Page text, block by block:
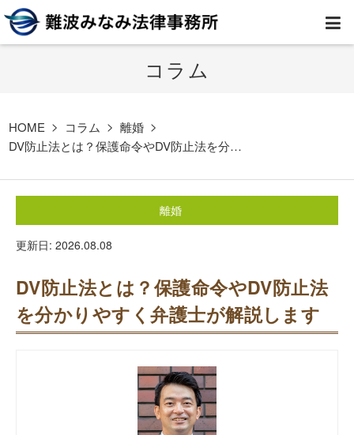
コラム
HOME コラム
離婚
DV防止法とは？保護命令やDV防止法を分…
離婚
更新日: 2026.08.08
DV防止法とは？保護命令やDV防止法
を分かりやすく弁護士が解説します
HOME
取扱業務
費用